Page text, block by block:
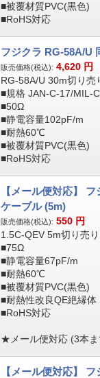
■被覆材質PVC(黒色)
■RoHS対応
フジクラ RG-58A/U
販売価格(税込): 4,620 円
RG-58A/U 30m切り売
■規格 JAN-C-17/MIL-
■50Ω
■静電容量102pF/m
■耐熱60℃
■被覆材質PVC(黒色)
■RoHS対応
【メール便対応】
ケーブル (5m)
販売価格(税込): 550 円
1.5C-QEV 5m切り売り
■75Ω
■静電容量67pF/m
■耐熱60℃
■被覆材質PVC(黒色)
■耐熱性改良QE絶縁体
■RoHS対応
★メール便対応 (3本ま
【メール便対応】